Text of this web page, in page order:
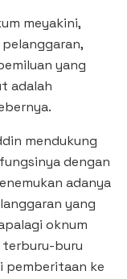
meyakini,
yang
adalah
mendukung
dengan
adanya
yang
oknum
terburu-buru
pemberitaan ke